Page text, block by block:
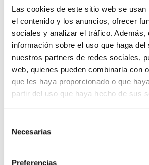
Las cookies de este sitio web se usan
el contenido y los anuncios, ofrecer
sociales y analizar el tráfico. Además,
información sobre el uso que haga del
nuestros partners de redes sociales,
web, quienes pueden combinarla con
que les haya proporcionado o que
partir del uso que haya hecho de sus
Necesarias
Preferencias
Réplicas digitales de la
predicción y toma de decisiones
Inteligencia artificial en el
local para entornos sin
Nuevas formas de gestionar el
de control, visualización
remota.
Ponentes:
Fabricación Digital en Itecam.